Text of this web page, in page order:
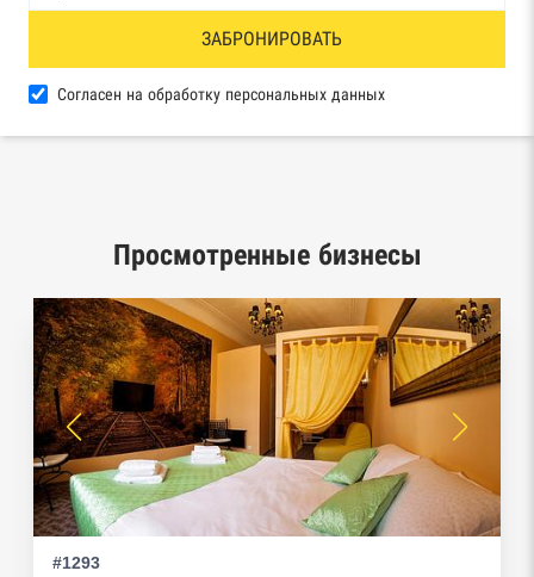
Реестр товарных знаков и знаков обслуживания
База исполнительного производства
Реестры лицензий: Росалкоголь,
Росздравнадзор, Рособрнадзор, Роскомнадзор,
Роспотребнадзор, Росприроднадзор,
Ростехнадзор
Реестр плановых проверок Реестр
недобросовестных поставщиков
Реестры особых адресов ФНС
Реестр дисквалифицированных лиц
ЗАБРОНИРОВАТЬ
Согласен на обработку персональных данных
Просмотренные бизнесы
#1293